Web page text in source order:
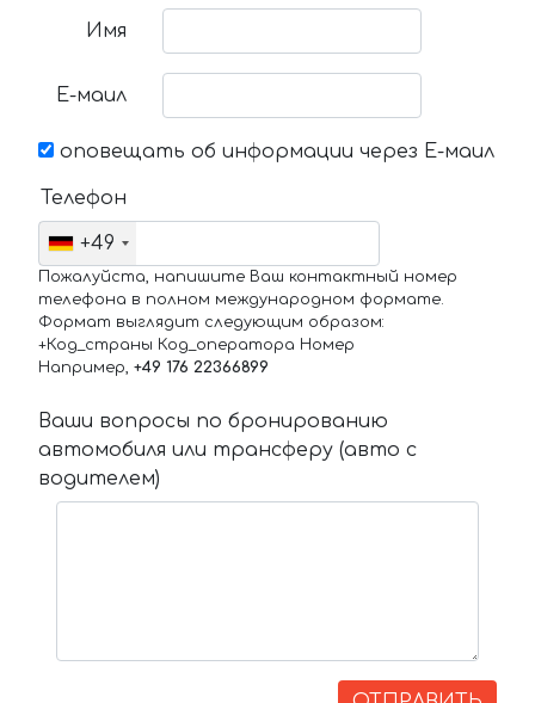
Имя
Е-маил
оповещать об информации через Е-маил
Телефон
+49
Пожалуйста, напишите Ваш контактный номер
телефона в полном международном формате.
Формат выглядит следующим образом:
+Код_страны Код_оператора Номер
Например, +49 176 22366899
Ваши вопросы по бронированию
автомобиля или трансферу (авто с
водителем)